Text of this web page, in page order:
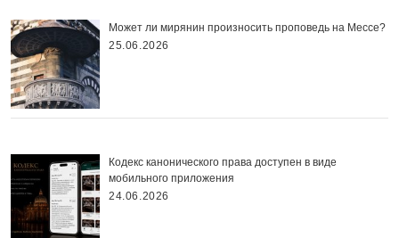
Может ли мирянин произносить проповедь на Мессе?
25.06.2026
Кодекс канонического права доступен в виде
мобильного приложения
24.06.2026